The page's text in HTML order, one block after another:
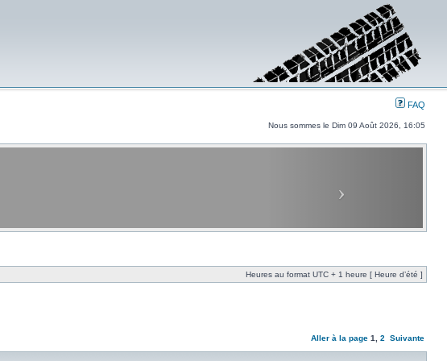
FAQ
Nous sommes le Dim 09 Août 2026, 16:05
Heures au format UTC + 1 heure [ Heure d’été ]
Aller à la page 1 2 Suivante